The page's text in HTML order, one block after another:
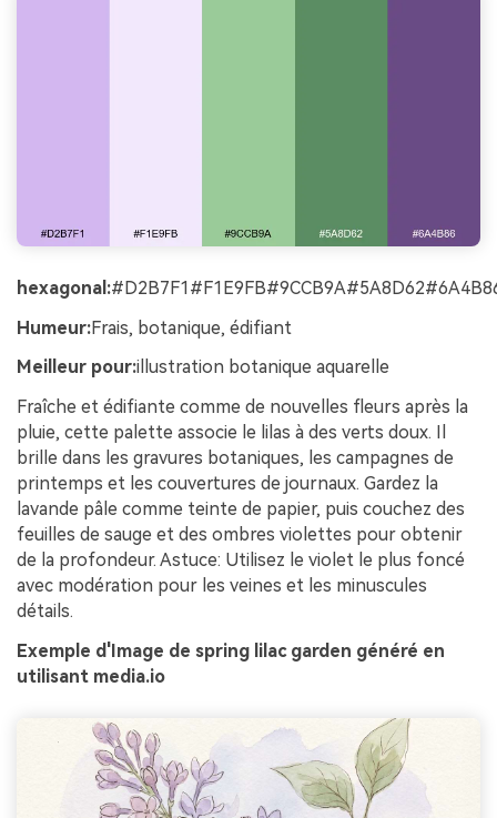
hexagonal:
Humeur:Frais, botanique, édifiant
Meilleur pour:illustration botanique aquarelle
Fraîche et édifiante comme de nouvelles fleurs après la
pluie, cette palette associe le lilas à des verts doux. Il
brille dans les gravures botaniques, les campagnes de
printemps et les couvertures de journaux. Gardez la
lavande pâle comme teinte de papier, puis couchez des
feuilles de sauge et des ombres violettes pour obtenir
de la profondeur. Astuce: Utilisez le violet le plus foncé
avec modération pour les veines et les minuscules
détails.
Exemple d'Image de spring lilac garden généré en
utilisant media.io